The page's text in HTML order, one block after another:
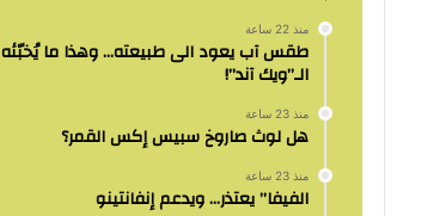
منذ 22 ساعة
طقس آب يعود الى طبيعته… وهذا ما يُخبّئه
الـ”ويك آند”!
منذ 23 ساعة
هل لوث صاروخ سبيس إكس القمر؟
منذ 23 ساعة
الفيفا” يعتذر… ويدعم إنفانتينو